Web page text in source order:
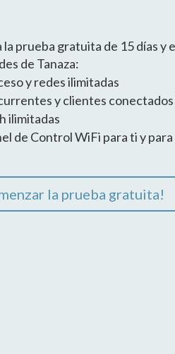
la prueba gratuita de 15 díasy
de Tanaza:
y redes ilimitadas
y clientes
ilimitadas
de Control WiFi para ti y
la prueba gratuita!